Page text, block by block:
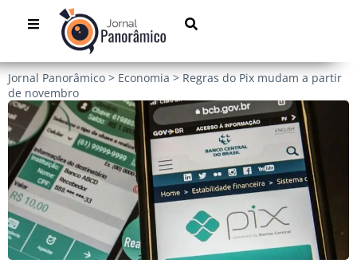
Jornal Panorâmico > Economia > Regras do Pix mudam a partir
de novembro